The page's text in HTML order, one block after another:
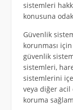
sistemleri
konusuna
Güvenlik
korunması
güvenlik
sistemleri,
sistemlerini
veya diğer acil
koruma